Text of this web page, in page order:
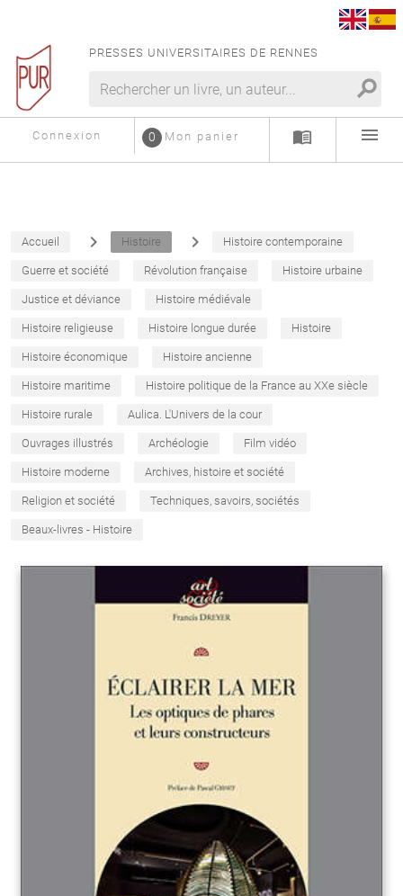
PRESSES UNIVERSITAIRES DE RENNES
search
Connexion Mon panier
0 menu_book menu
Accueil navigate_next Histoire navigate_next Histoire contemporaine
Guerre et société Révolution française Histoire urbaine
Justice et déviance Histoire médiévale
Histoire religieuse Histoire longue durée Histoire
Histoire économique Histoire ancienne
Histoire maritime Histoire politique de la France au XXe siècle
Histoire rurale Aulica. L'Univers de la cour
Ouvrages illustrés Archéologie Film vidéo
Histoire moderne Archives, histoire et société
Religion et société Techniques, savoirs, sociétés
Beaux-livres - Histoire